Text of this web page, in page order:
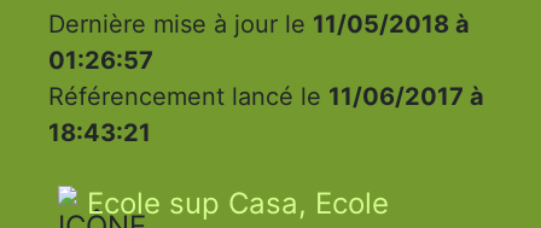
Dernière mise à jour le 11/05/2018 à
01:26:57
Référencement lancé le 11/06/2017 à
18:43:21
Ecole sup Casa, Ecole